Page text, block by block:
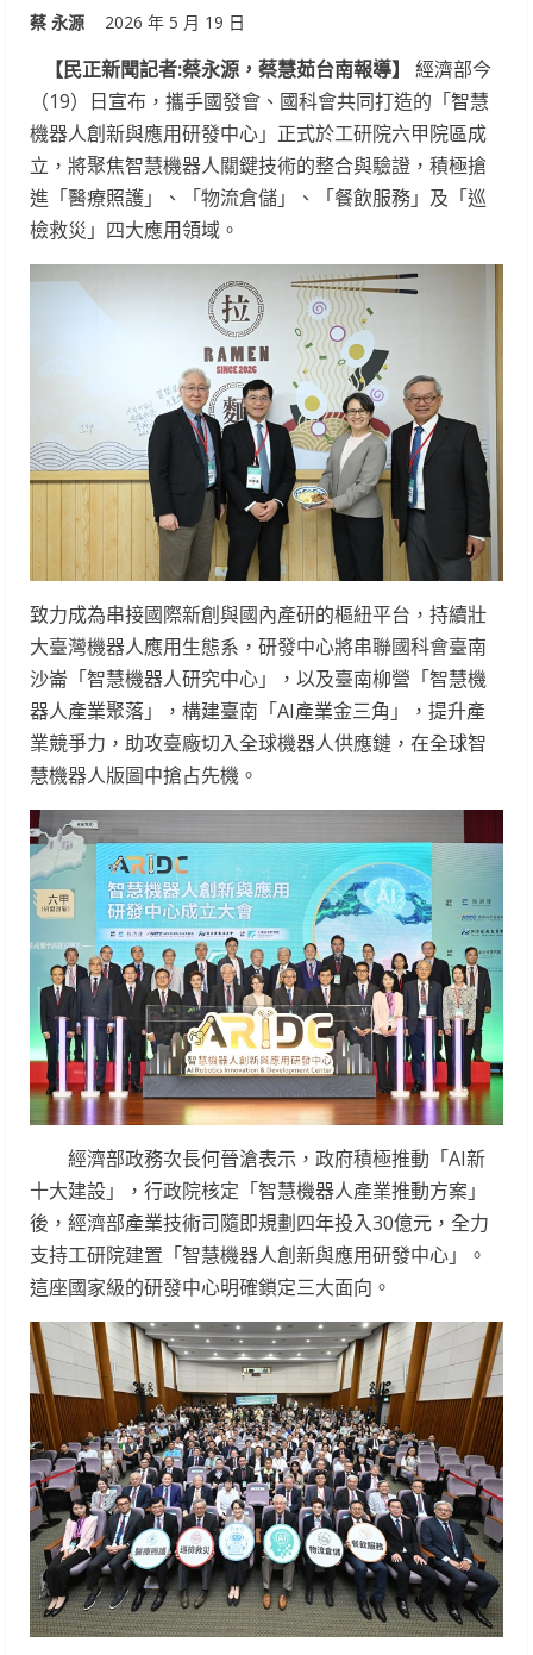
蔡 永源 2026 年 5 月 19 日
【民正新聞記者:蔡永源，蔡慧茹台南報導】
經濟部今
（19）日宣布，攜手國發會、國科會共同打造的「智慧
機器人創新與應用研發中心」正式於工研院六甲院區成
立，將聚焦智慧機器人關鍵技術的整合與驗證，積極搶
進「醫療照護」、「物流倉儲」、「餐飲服務」及「巡
檢救災」四大應用領域。
致力成為串接國際新創與國內產研的樞紐平台，持續壯
大臺灣機器人應用生態系，研發中心將串聯國科會臺南
沙崙「智慧機器人研究中心」，以及臺南柳營「智慧機
器人產業聚落」，構建臺南「AI產業金三角」，提升產
業競爭力，助攻臺廠切入全球機器人供應鏈，在全球智
慧機器人版圖中搶占先機。
經濟部政務次長何晉滄表示，政府積極推動「AI新
十大建設」，行政院核定「智慧機器人產業推動方案」
後，經濟部產業技術司隨即規劃四年投入30億元，全力
支持工研院建置「智慧機器人創新與應用研發中心」。
這座國家級的研發中心明確鎖定三大面向。